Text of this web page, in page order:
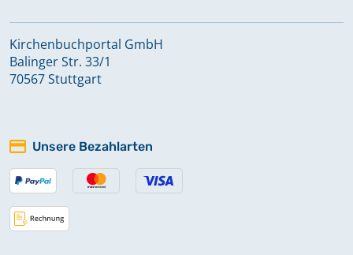
Bestattungen 1973 - 1996
Bestattungen 1996 - 2024
Kirchenaustritte 1992 - 2019
Keine verfügbaren Digitalisate
Kircheneintritte 1921 - 1957;
Kirchenbuchportal GmbH
Balinger Str. 33/1
70567 Stuttgart
Unsere Bezahlarten